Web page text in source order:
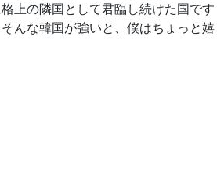
上の隣国として君臨し続けた国です
んな韓国が強いと、僕はちょっと嬉